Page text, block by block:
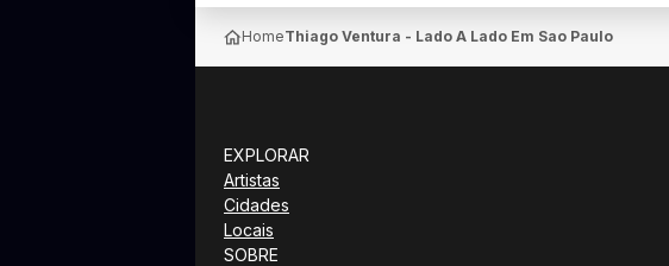
HomeThiago Ventura - Lado A Lado Em Sao Paulo
EXPLORAR
Artistas
Cidades
Locais
SOBRE